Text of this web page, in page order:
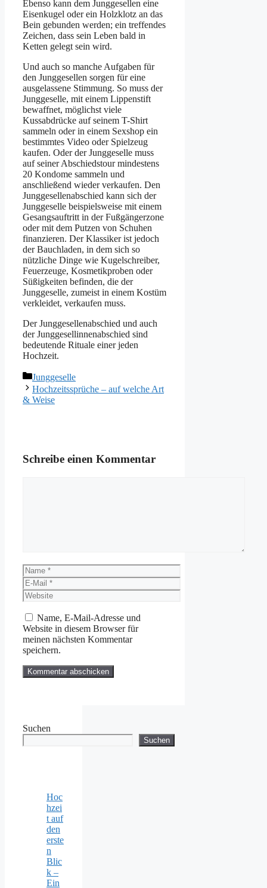
Ebenso kann dem Junggesellen eine
Eisenkugel oder ein Holzklotz an das
Bein gebunden werden; ein treffendes
Zeichen, dass sein Leben bald in
Ketten gelegt sein wird.
Und auch so manche Aufgaben für
den Junggesellen sorgen für eine
ausgelassene Stimmung. So muss der
Junggeselle, mit einem Lippenstift
bewaffnet, möglichst viele
Kussabdrücke auf seinem T-Shirt
sammeln oder in einem Sexshop ein
bestimmtes Video oder Spielzeug
kaufen. Oder der Junggeselle muss
auf seiner Abschiedstour mindestens
20 Kondome sammeln und
anschließend wieder verkaufen. Den
Junggesellenabschied kann sich der
Junggeselle beispielsweise mit einem
Gesangsauftritt in der Fußgängerzone
oder mit dem Putzen von Schuhen
finanzieren. Der Klassiker ist jedoch
der Bauchladen, in dem sich so
nützliche Dinge wie Kugelschreiber,
Feuerzeuge, Kosmetikproben oder
Süßigkeiten befinden, die der
Junggeselle, zumeist in einem Kostüm
verkleidet, verkaufen muss.
Der Junggesellenabschied und auch
der Junggesellinnenabschied sind
bedeutende Rituale einer jeden
Hochzeit.
Kategorien
Junggeselle
Hochzeitssprüche – auf welche Art
& Weise
Schreibe einen Kommentar
Name
E-
Mail
Website
Name, E-Mail-Adresse und
Website in diesem Browser für
meinen nächsten Kommentar
speichern.
Suchen
Suchen
Hoc
hzei
t auf
den
erste
n
Blic
k –
Ein